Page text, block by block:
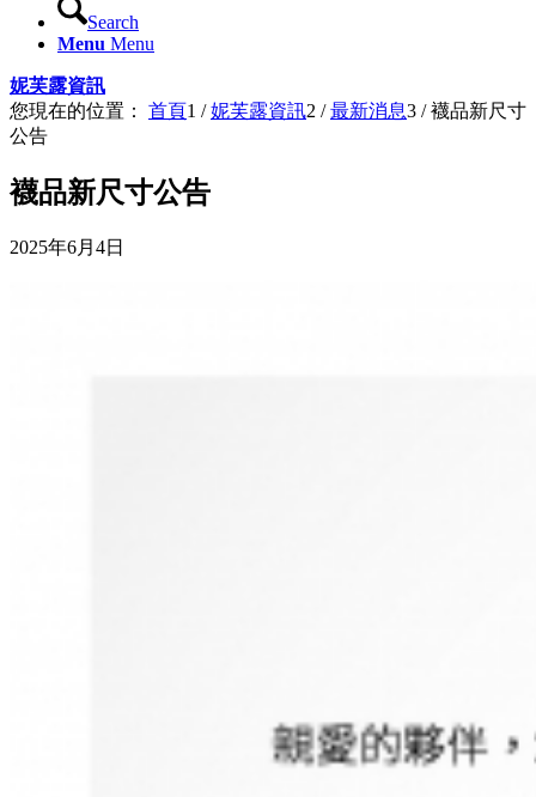
Search
Menu Menu
妮芙露資訊
您現在的位置：
首頁1 / 妮芙露資訊2 / 最新消息3 / 襪品新尺寸
公告
襪品新尺寸公告
2025年6月4日